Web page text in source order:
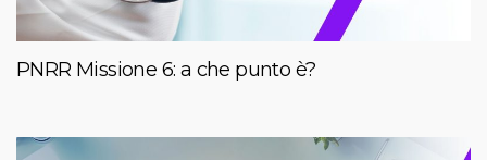
PNRR Missione 6: a che punto è?